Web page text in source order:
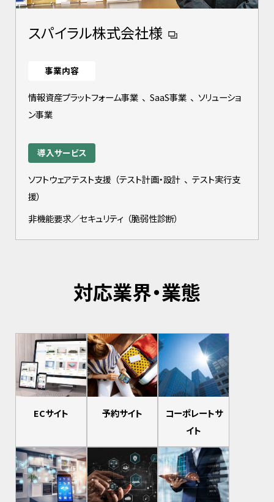
スパイラル株式会社様
事業内容
情報資産プラットフォーム事業 、 SaaS事業 、 ソリューショ
ン事業
導入サービス
ソフトウェアテスト支援 （テスト計画・設計 、 テスト実行支
援）
非機能要求／セキュリティ （脆弱性診断）
対応業界・業態
ECサイト 予約サイト
コーポレートサ
イト